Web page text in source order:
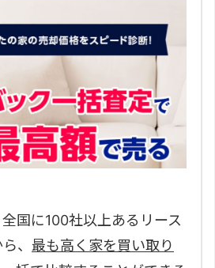
国に100社以上あるリース
、 最も高く家を買い取り